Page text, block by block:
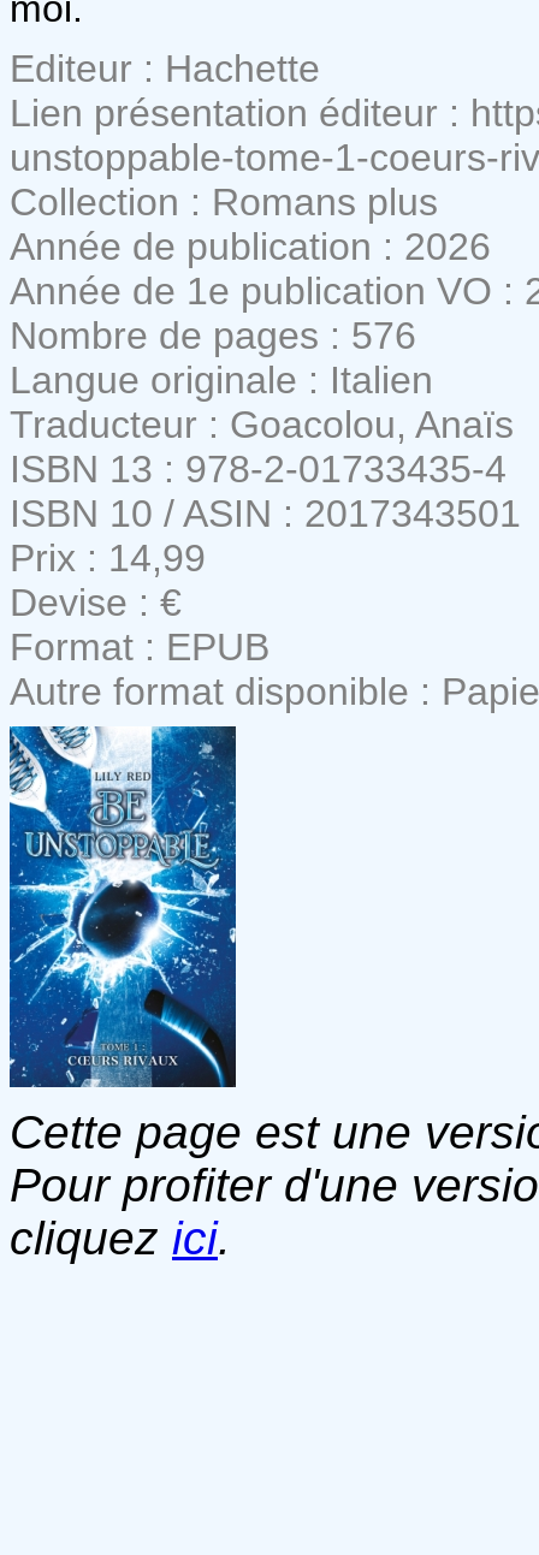
Editeur : Hachette
Lien présentation éditeur :
unstoppable-tome-1-coeurs-
Collection : Romans plus
Année de publication : 2026
Année de 1e publication VO :
Nombre de pages : 576
Langue originale : Italien
Traducteur : Goacolou, Anaïs
ISBN 13 : 978-2-01733435-4
ISBN 10 / ASIN : 2017343501
Prix : 14,99
Devise : €
Format : EPUB
Autre format disponible :
Cette page est une
Pour profiter d'une
cliquez ici.